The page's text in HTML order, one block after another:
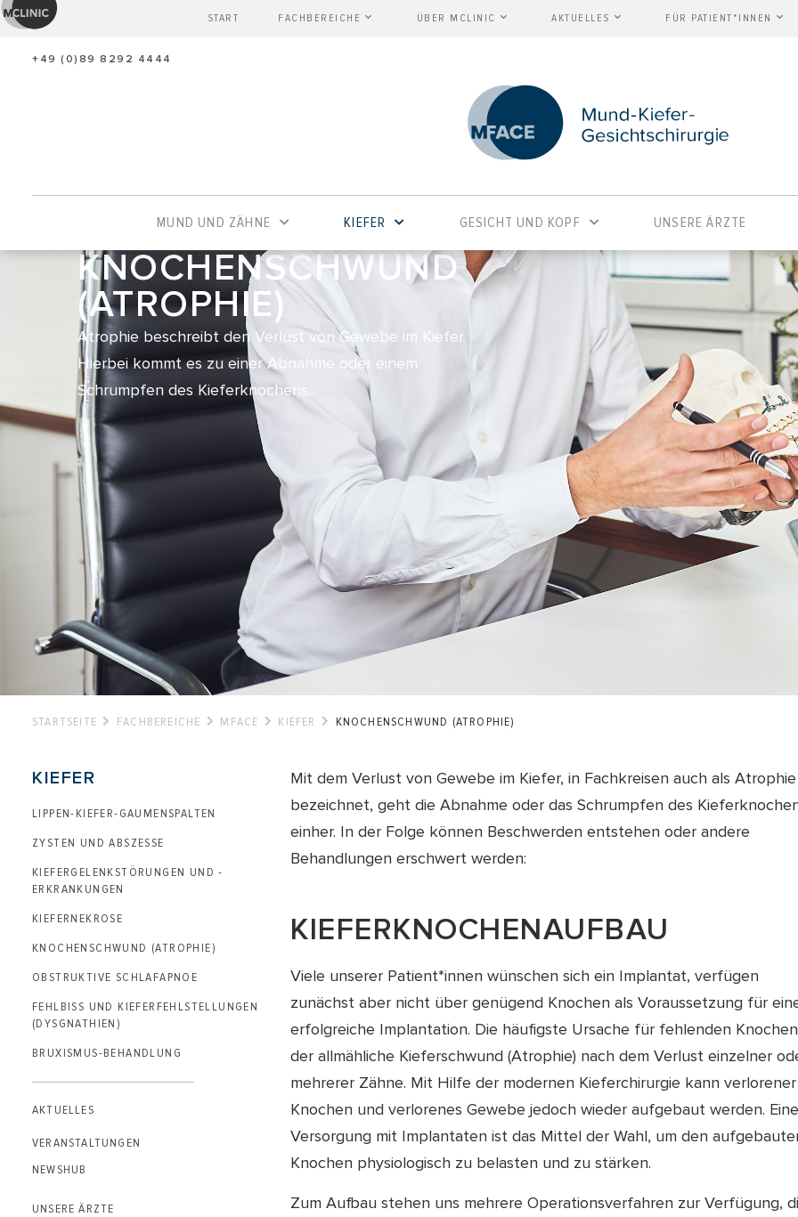
START FACHBEREICHE ÜBER MCLINIC AKTUELLES FÜR PATIENT*INNEN
+49 (0)89 8292 4444
MUND UND ZÄHNE KIEFER GESICHT UND KOPF UNSERE ÄRZTE
KNOCHENSCHWUND
(ATROPHIE)
Atrophie beschreibt den Verlust von Gewebe im Kiefer.
Hierbei kommt es zu einer Abnahme oder einem
Schrumpfen des Kieferknochens.
STARTSEITE FACHBEREICHE MFACE KIEFER KNOCHENSCHWUND (ATROPHIE)
KIEFER
LIPPEN-KIEFER-GAUMENSPALTEN
ZYSTEN UND ABSZESSE
KIEFERGELENK­STÖRUNGEN UND -
ERKRANKUNGEN
KIEFERNEKROSE
KNOCHENSCHWUND (ATROPHIE)
OBSTRUKTIVE SCHLAFAPNOE
FEHLBISS UND KIEFERFEHL­STELLUNGEN
(DYSGNATHIEN)
BRUXISMUS-BEHANDLUNG
AKTUELLES
VERANSTALTUNGEN
NEWSHUB
UNSERE ÄRZTE
Mit dem Verlust von Gewebe im Kiefer, in Fachkreisen auch als Atrophie
bezeichnet, geht die Abnahme oder das Schrumpfen des
einher. In der Folge können Beschwerden entstehen oder andere
Behandlungen erschwert werden:
KIEFERKNOCHENAUFBAU
Viele unserer Patient*innen wünschen sich ein Implantat, verfügen
zunächst aber nicht über genügend Knochen als Voraussetzung für
erfolgreiche Implantation. Die häufigste Ursache für fehlenden
der allmähliche Kieferschwund (Atrophie) nach dem Verlust einzelner
mehrerer Zähne. Mit Hilfe der modernen Kieferchirurgie kann verlorener
Knochen und verlorenes Gewebe jedoch wieder aufgebaut werden. Eine
Versorgung mit Implantaten ist das Mittel der Wahl, um den
Knochen physiologisch zu belasten und zu stärken.
Zum Aufbau stehen uns mehrere Operationsverfahren zur Verfügung,